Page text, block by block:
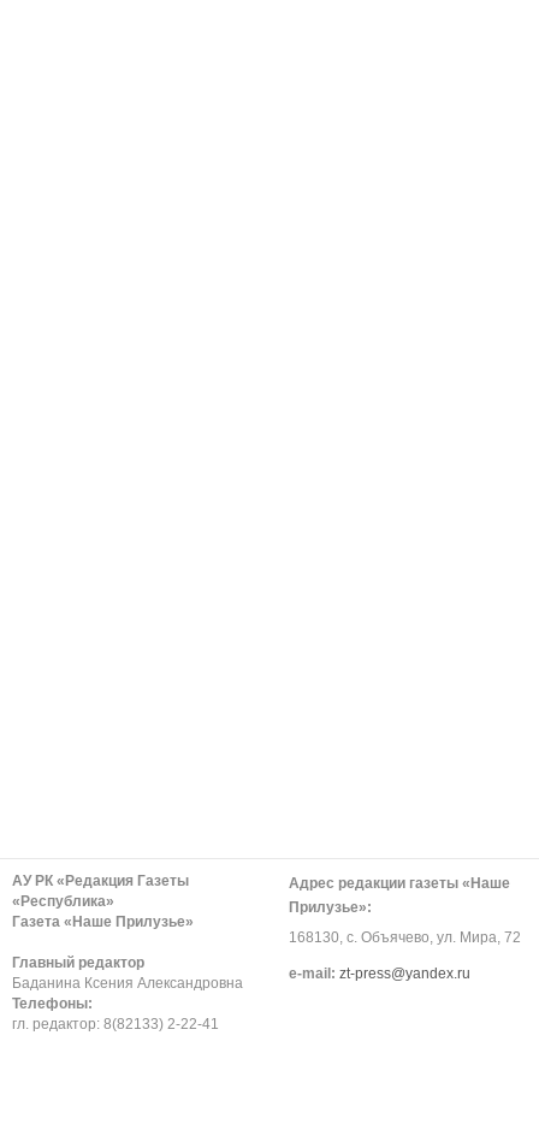
АУ РК «Редакция Газеты
«Республика»
Газета «Наше Прилузье»
Главный редактор
Баданина Ксения Александровна
Телефоны:
гл. редактор: 8(82133) 2-22-41
Адрес редакции газеты «Наше
Прилузье»:
168130, с. Объячево, ул. Мира, 72
е-mail: zt-press@yandex.ru